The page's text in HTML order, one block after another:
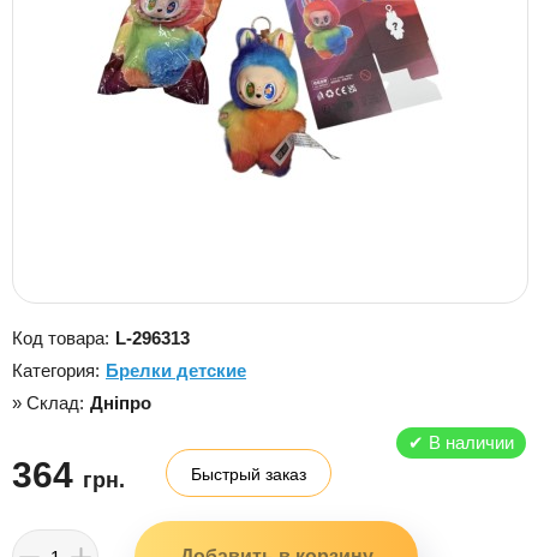
Код товара: L-296313
Категория: Брелки детские
» Склад: Дніпро
✔ В наличии
364 грн. Быстрый заказ